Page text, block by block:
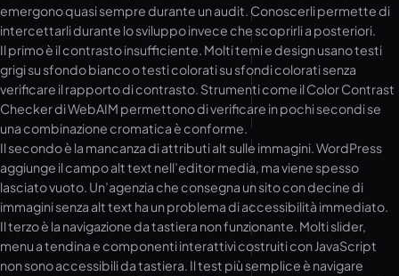
emergono quasi sempre durante un audit. Conoscerli permette di
intercettarli durante lo sviluppo invece che scoprirli a posteriori.
Il primo è il contrasto insufficiente. Molti temi e design usano testi
grigi su sfondo bianco o testi colorati su sfondi colorati senza
verificare il rapporto di contrasto. Strumenti come il Color Contrast
Checker di WebAIM permettono di verificare in pochi secondi se
una combinazione cromatica è conforme.
Il secondo è la mancanza di attributi alt sulle immagini. WordPress
aggiunge il campo alt text nell’editor media, ma viene spesso
lasciato vuoto. Un’agenzia che consegna un sito con decine di
immagini senza alt text ha un problema di accessibilità immediato.
Il terzo è la navigazione da tastiera non funzionante. Molti slider,
menu a tendina e componenti interattivi costruiti con JavaScript
non sono accessibili da tastiera. Il test più semplice è navigare